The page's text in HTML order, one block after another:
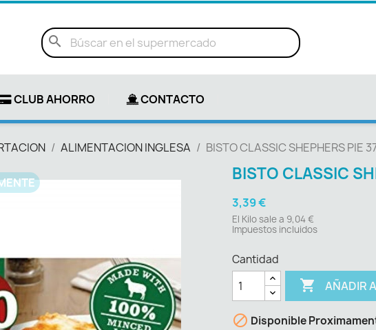
search
CLUB AHORRO CONTACTO
ALIMENTACION INGLESA BISTO CLASSIC SHEPHERS PIE
BISTO CLASSIC
3,39 €
El Kilo sale a 9,04 €
Impuestos incluidos
Cantidad
 AÑADIR
 Disponible